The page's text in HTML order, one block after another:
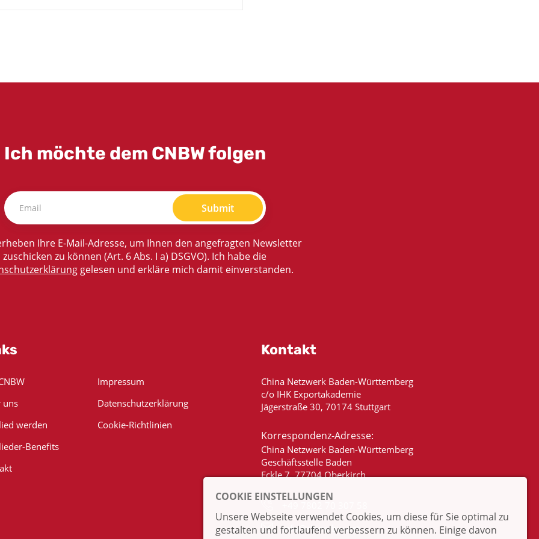
Ich möchte dem CNBW folgen
Submit
Ihre E-Mail-Adresse, um Ihnen den angefragten Newsletter
zuschicken zu können (Art. 6 Abs. I a) DSGVO). Ich habe die
gelesen und erkläre mich damit einverstanden.
uns
werden
Benefits
Impressum
Datenschutzerklärung
Cookie-Richtlinien
Kontakt
China Netzwerk Baden-Württemberg
c/o IHK Exportakademie
Jägerstraße 30, 70174 Stuttgart
Korrespondenz-Adresse:
China Netzwerk Baden-Württemberg
Geschäftsstelle Baden
Eckle 7, 77704 Oberkirch
info@china-bw.net
COOKIE EINSTELLUNGEN
Unsere Webseite verwendet Cookies, um diese für Sie optimal zu
gestalten und fortlaufend verbessern zu können. Einige davon